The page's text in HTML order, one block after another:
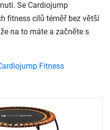
Se Cardiojump
fitness cílů téměř bez větší
na to máte a začněte s
Fitness